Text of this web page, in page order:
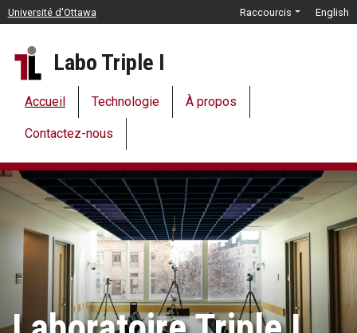
Passer au contenu principal
Université d'Ottawa Raccourcis English
Labo Triple I
Accueil Technologie À propos
Contactez-nous